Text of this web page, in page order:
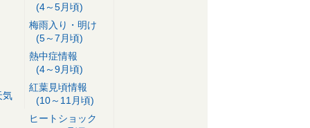
気
(4～5月頃)
梅雨入り・明け
(5～7月頃)
熱中症情報
(4～9月頃)
紅葉見頃情報
(10～11月頃)
ヒートショック